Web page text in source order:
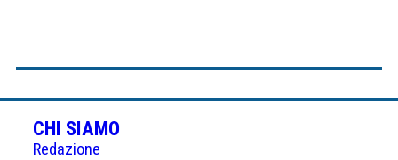
CHI SIAMO
Redazione